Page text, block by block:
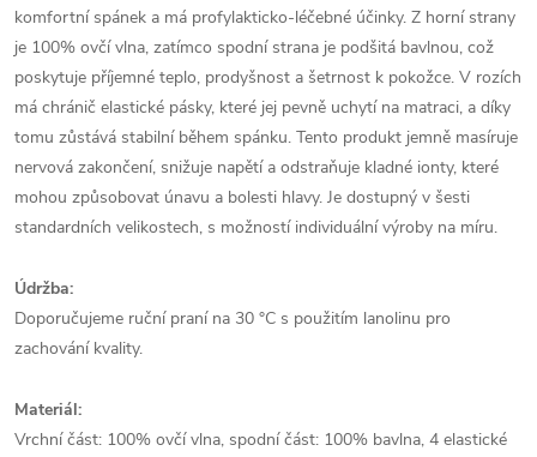
komfortní spánek a má profylakticko-léčebné účinky. Z horní strany
je 100% ovčí vlna, zatímco spodní strana je podšitá bavlnou, což
poskytuje příjemné teplo, prodyšnost a šetrnost k pokožce. V rozích
má chránič elastické pásky, které jej pevně uchytí na matraci, a díky
tomu zůstává stabilní během spánku. Tento produkt jemně masíruje
nervová zakončení, snižuje napětí a odstraňuje kladné ionty, které
mohou způsobovat únavu a bolesti hlavy. Je dostupný v šesti
standardních velikostech, s možností individuální výroby na míru.
Údržba:
Doporučujeme ruční praní na 30 °C s použitím lanolinu pro
zachování kvality.
Materiál:
Vrchní část: 100% ovčí vlna, spodní část: 100% bavlna, 4 elastické